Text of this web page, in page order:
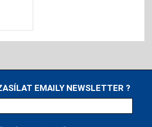
EMAILY NEWSLETTER ?